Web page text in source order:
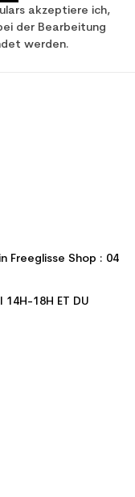
akzeptiere ich,
der Bearbeitung
werden.
Freeglisse Shop : 04
14H-18H ET DU